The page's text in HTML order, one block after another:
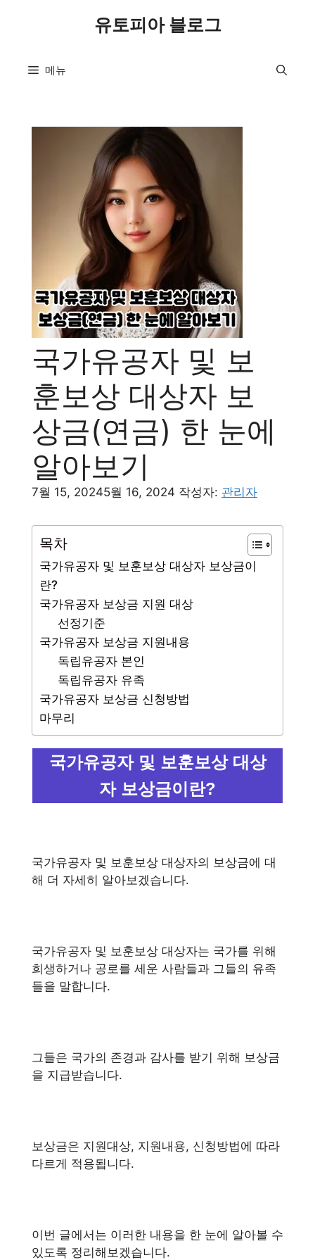
유토피아 블로그
메뉴
국가유공자 및 보
훈보상 대상자 보
상금(연금) 한 눈에
알아보기
7월 15, 20245월 16, 2024 작성자: 관리자
목차
국가유공자 및 보훈보상 대상자 보상금이
란?
국가유공자 보상금 지원 대상
선정기준
국가유공자 보상금 지원내용
독립유공자 본인
독립유공자 유족
국가유공자 보상금 신청방법
마무리
국가유공자 및 보훈보상 대상
자 보상금이란?
국가유공자 및 보훈보상 대상자의 보상금에 대
해 더 자세히 알아보겠습니다.
국가유공자 및 보훈보상 대상자는 국가를 위해
희생하거나 공로를 세운 사람들과 그들의 유족
들을 말합니다.
그들은 국가의 존경과 감사를 받기 위해 보상금
을 지급받습니다.
보상금은 지원대상, 지원내용, 신청방법에 따라
다르게 적용됩니다.
이번 글에서는 이러한 내용을 한 눈에 알아볼 수
있도록 정리해보겠습니다.